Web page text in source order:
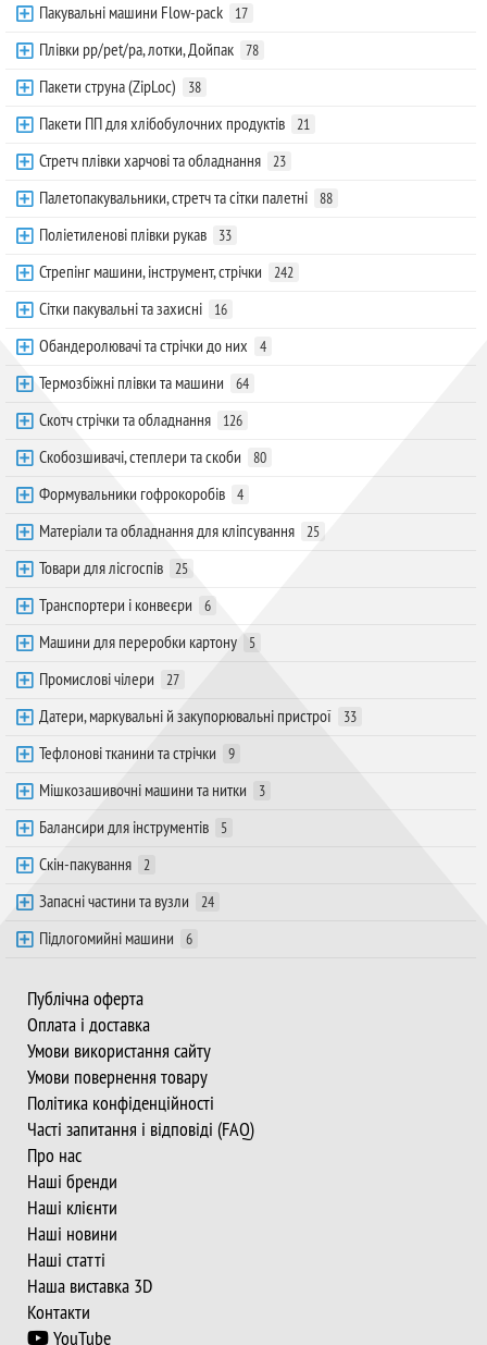
Пакувальні машини Flow-pack 17
Плівки pp/pet/pa, лотки, Дойпак 78
Пакети струна (ZipLoc) 38
Пакети ПП для хлібобулочних продуктів 21
Стретч плівки харчові та обладнання 23
Палетопакувальники, стретч та сітки палетні 88
Поліетиленові плівки рукав 33
Стрепінг машини, інструмент, стрічки 242
Сітки пакувальні та захисні 16
Обандеролювачі та стрічки до них 4
Термозбіжні плівки та машини 64
Скотч стрічки та обладнання 126
Скобозшивачі, степлери та скоби 80
Формувальники гофрокоробів 4
Матеріали та обладнання для кліпсування 25
Товари для лісгоспів 25
Транспортери і конвеєри 6
Машини для переробки картону 5
Промислові чілери 27
Датери, маркувальні й закупорювальні пристрої 33
Тефлонові тканини та стрічки 9
Мішкозашивочні машини та нитки 3
Балансири для інструментів 5
Скін-пакування 2
Запасні частини та вузли 24
Підлогомийні машини 6
Публічна оферта
Оплата і доставка
Умови використання сайту
Умови повернення товару
Політика конфіденційності
Часті запитання і відповіді (FAQ)
Про нас
Наші бренди
Наші клієнти
Наші новини
Наші статті
Наша виставка 3D
Контакти
YouTube